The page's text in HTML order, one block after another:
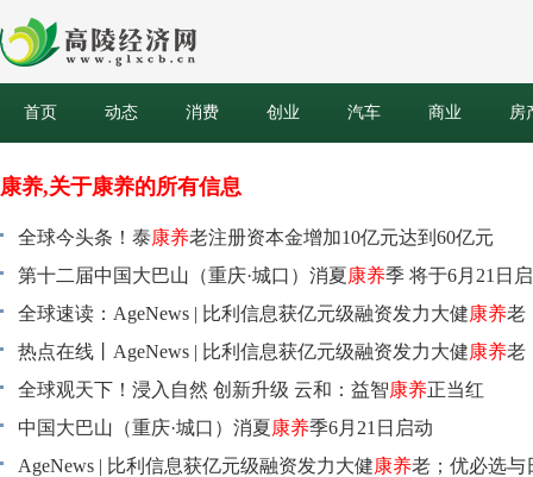
首页 动态 消费 创业 汽车 商业 房
康养,关于康养的所有信息
全球今头条！泰康养老注册资本金增加10亿元达到60亿元
第十二届中国大巴山（重庆·城口）消夏康养季 将于6月21日
热搜
全球速读：AgeNews | 比利信息获亿元级融资发力大健康养老
与日本美邸成立合资公司；高德地图升级轮椅导航……
热点在线丨AgeNews | 比利信息获亿元级融资发力大健康养老
与日本美邸成立合资公司；高德地图升级轮椅导航……
全球观天下！浸入自然 创新升级 云和：益智康养正当红
中国大巴山（重庆·城口）消夏康养季6月21日启动
AgeNews | 比利信息获亿元级融资发力大健康养老；优必选与